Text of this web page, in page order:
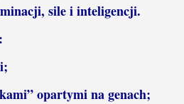
sile i inteligencji.
opartymi na genach;